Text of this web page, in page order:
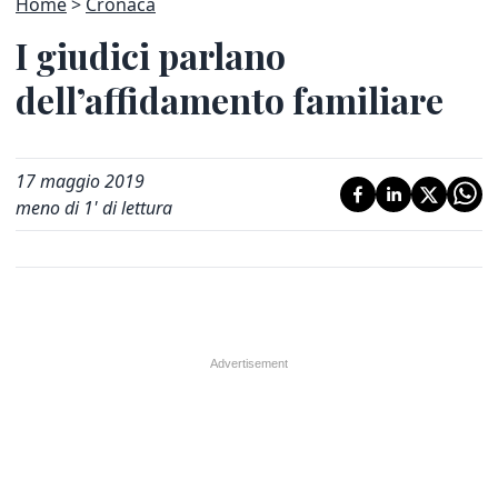
I giudici parlano
dell’affidamento familiare
17 maggio 2019
meno di 1' di lettura